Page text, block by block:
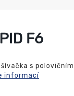
F6
s
informací